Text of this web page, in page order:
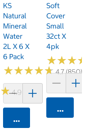
★
★4.9 (7)
KS
Natural
Mineral
Water
2L X 6 X
6 Pack
★★★★★
★★★★★4.7 (850)
카트에 담기
Soft
Cover
Small
32ct X
4pk
★★★
★★★
카트에